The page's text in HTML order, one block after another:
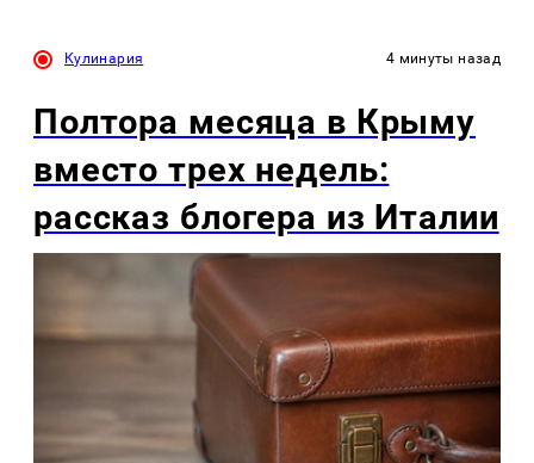
Кулинария 4 минуты назад
Полтора месяца в Крыму
вместо трех недель:
рассказ блогера из Италии